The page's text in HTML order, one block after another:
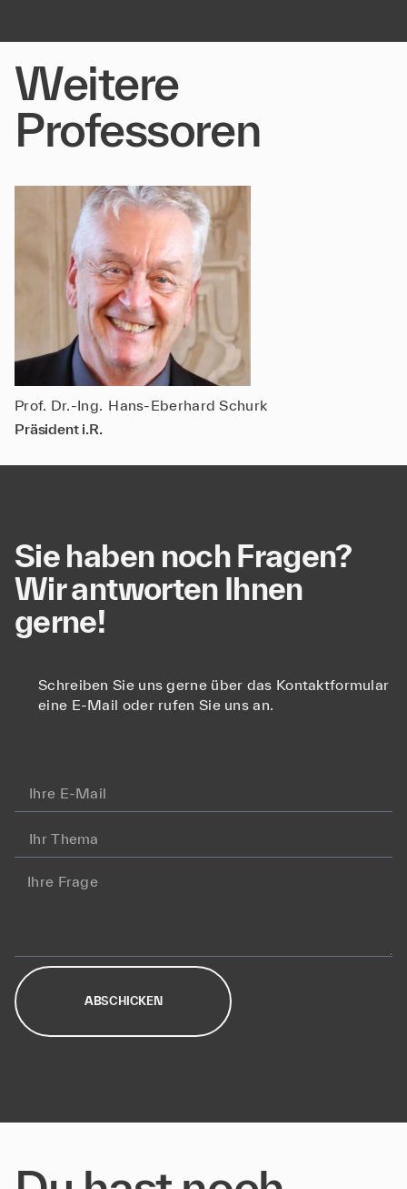
Weitere
Professoren
Prof. Dr.-Ing. Hans-Eberhard Schurk
Präsident i.R.
Sie haben noch Fragen?
Wir antworten Ihnen
gerne!
Schreiben Sie uns gerne über das Kontaktformular
eine E-Mail oder rufen Sie uns an.
ABSCHICKEN